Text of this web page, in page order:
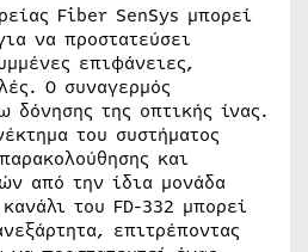
Fiber SenSys μπορεί
να προστατεύσει
επιφάνειες,
Ο συναγερμός
δόνησης της οπτικής ίνας.
του συστήματος
και
από την ίδια μονάδα
του FD-332 μπορεί
επιτρέποντας